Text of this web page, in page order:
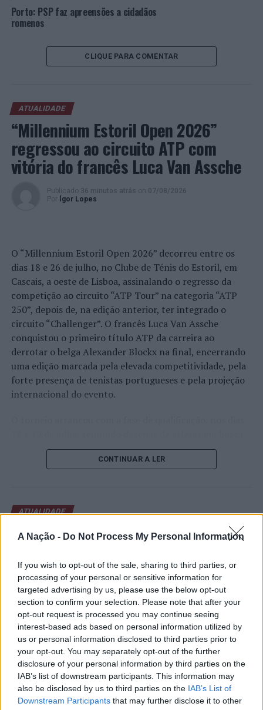
A Nação - Do Not Process My Personal Information
If you wish to opt-out of the sale, sharing to third parties, or
processing of your personal or sensitive information for
targeted advertising by us, please use the below opt-out
section to confirm your selection. Please note that after your
opt-out request is processed you may continue seeing
interest-based ads based on personal information utilized by
us or personal information disclosed to third parties prior to
your opt-out. You may separately opt-out of the further
disclosure of your personal information by third parties on the
IAB’s list of downstream participants. This information may
also be disclosed by us to third parties on the IAB’s List of
Downstream Participants that may further disclose it to other
Foto: DR.
CRIMINALIDADE
DESTAQUE
PSP
SEGURANÇA RODOVIÁRIA
Local
NÃO PERCA
Empresa investe 2 milhões de euros em Viana do Castelo
duplicando postos de trabalho e criando Centro de
Desenvolvimento de Projeto
Porto: PSP faz apreensões a cidadãos
romenos
CLIQUE PARA COMENTAR
ATUALIDADE
“Millennium Estoril Open 2026”
regressou ao circuito ATP com
vitória do francês Luca Van Assche
Publicado 36 minutos atrás on 07/08/2026
Por
Ígor Lopes
O “Millennium Estoril Open 2026” decorreu entre os
dias 18 e 26 de julho, no Clube de Ténis do Estoril, em
Cascais, a oeste de Lisboa, assinalando o regresso da
competição ao circuito “ATP Tour” na categoria “ATP
250”, depois de, na edição anterior, ter integrado o
circuito “Challenger”. O francês Luca Van Assche
conquistou o primeiro título ATP da carreira ao
derrotar o belga Alexander Blockx na final, encerrando
uma edição marcada pela elevada competitividade, pela
forte presença de tenistas portugueses e pela projeção
internacional do evento.
de um lugar no quadro principal. A cerimónia de
abertura contou com a presença do presidente da
início de uma competição que voltou a colocar o
concelho no centro do calendário internacional do
ténis.
como Casper Ruud (Noruega), Alejandro Davidovich
Fokina (Espanha) e Matteo Arnaldi (Itália), a prova
apresentou um quadro competitivo de elevado nível,
liderado pelo russo Andrey Rublev, primeiro cabeça de
série, pelo italiano Luciano Darderi, pelo chileno
Alejandro Tabilo e pelo belga Alexander Blockx.
Um dos momentos mais aguardados da semana foi
também o regresso do suíço Stan Wawrinka ao Estoril,
integrado na digressão de despedida do antigo vencedor
de três torneios do Grand Slam.
CONTINUAR A LER
ATUALIDADE
Castelo Branco: “Bienal
promete afirmar artesanato,
património e inovação como
“motores de desenvolvimento
económico e cultural” do município
português
Publicado 7 horas atrás on 07/08/2026
Por Ígor Lopes